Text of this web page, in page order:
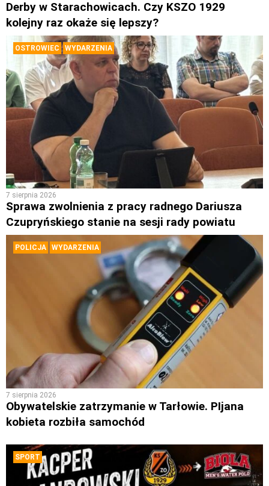
Derby w Starachowicach. Czy KSZO 1929
kolejny raz okaże się lepszy?
OSTROWIEC WYDARZENIA
7 sierpnia 2026
Sprawa zwolnienia z pracy radnego Dariusza
Czupryńskiego stanie na sesji rady powiatu
POLICJA WYDARZENIA
7 sierpnia 2026
Obywatelskie zatrzymanie w Tarłowie. PIjana
kobieta rozbiła samochód
SPORT